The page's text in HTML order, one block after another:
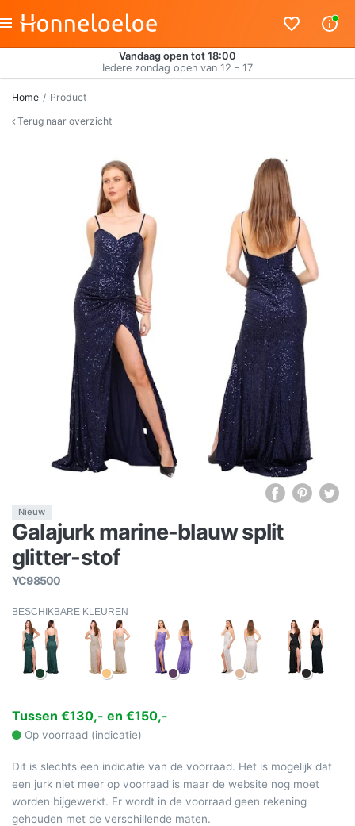
Vandaag open tot 18:00
Iedere zondag open van 12 - 17
Home
Product
Terug naar overzicht
Nieuw
Galajurk marine-blauw split
glitter-stof
YC98500
BESCHIKBARE KLEUREN
Tussen €130,- en €150,-
Op voorraad (indicatie)
Dit is slechts een indicatie van de voorraad. Het is mogelijk dat
een jurk niet meer op voorraad is maar de website nog moet
worden bijgewerkt. Er wordt in de voorraad geen rekening
gehouden met de verschillende maten.